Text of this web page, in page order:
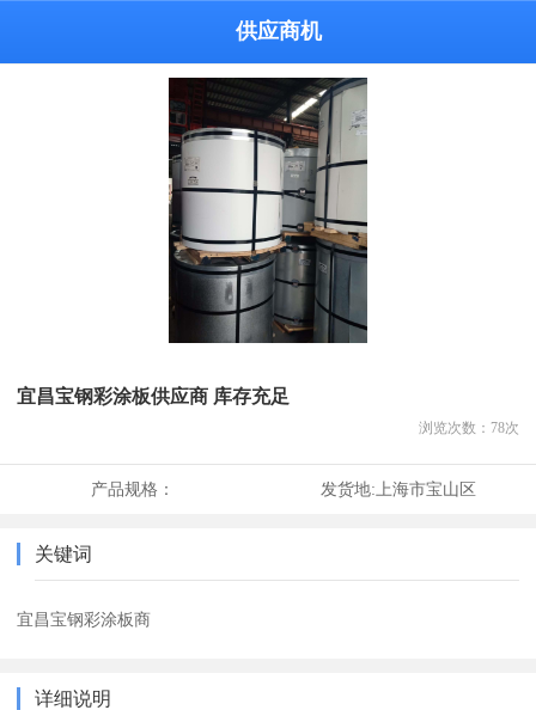
供应商机
宜昌宝钢彩涂板供应商 库存充足
浏览次数： 78次
产品规格： 发货地:上海市宝山区
关键词
宜昌宝钢彩涂板商
详细说明